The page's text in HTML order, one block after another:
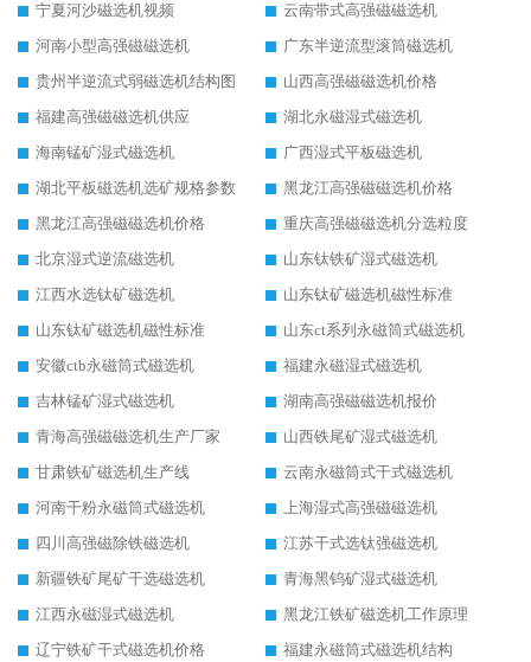
宁夏河沙磁选机视频
云南带式高强磁磁选机
河南小型高强磁磁选机
广东半逆流型滚筒磁选机
贵州半逆流式弱磁选机结构图
山西高强磁磁选机价格
福建高强磁磁选机供应
湖北永磁湿式磁选机
海南锰矿湿式磁选机
广西湿式平板磁选机
湖北平板磁选机选矿规格参数
黑龙江高强磁磁选机价格
黑龙江高强磁磁选机价格
重庆高强磁磁选机分选粒度
北京湿式逆流磁选机
山东钛铁矿湿式磁选机
江西水选钛矿磁选机
山东钛矿磁选机磁性标准
山东钛矿磁选机磁性标准
山东ct系列永磁筒式磁选机
安徽ctb永磁筒式磁选机
福建永磁湿式磁选机
吉林锰矿湿式磁选机
湖南高强磁磁选机报价
青海高强磁磁选机生产厂家
山西铁尾矿湿式磁选机
甘肃铁矿磁选机生产线
云南永磁筒式干式磁选机
河南干粉永磁筒式磁选机
上海湿式高强磁磁选机
四川高强磁除铁磁选机
江苏干式选钛强磁选机
新疆铁矿尾矿干选磁选机
青海黑钨矿湿式磁选机
江西永磁湿式磁选机
黑龙江铁矿磁选机工作原理
辽宁铁矿干式磁选机价格
福建永磁筒式磁选机结构